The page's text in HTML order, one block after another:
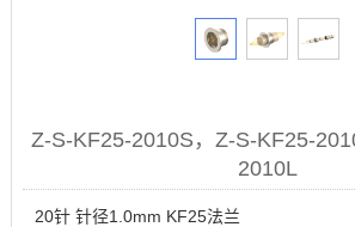
Z-S-KF25-2010S，Z-S-KF25-
2010L
20针 针径1.0mm KF25法兰